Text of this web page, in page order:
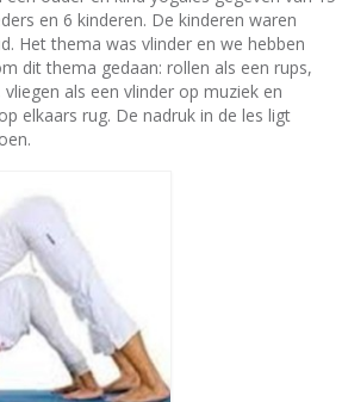
school
en 6 kinderen. De kinderen waren
Het thema was vlinder en we hebben
dit thema gedaan: rollen als een rups,
als een vlinder op muziek en
elkaars rug. De nadruk in de les ligt